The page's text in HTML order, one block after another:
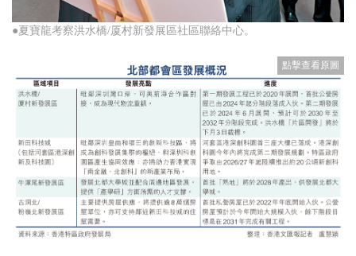
●夏寶龍考察洪水橋/厦村新發展區社區聯絡中心。